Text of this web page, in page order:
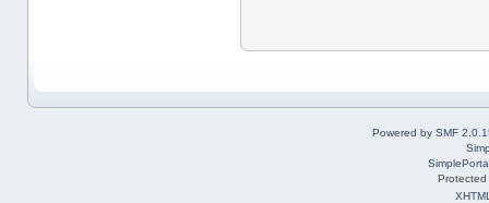
Powered by SMF